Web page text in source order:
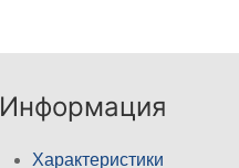
Информация
Характеристики